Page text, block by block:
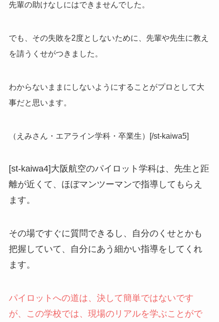
先輩の助けなしにはできませんでした。
でも、その失敗を2度としないために、先輩や先生に教え
を請うくせがつきました。
わからないままにしないようにすることがプロとして大
事だと思います。
（えみさん・エアライン学科・卒業生）[/st-kaiwa5]
[st-kaiwa4]大阪航空のパイロット学科は、先生と距
離が近くて、ほぼマンツーマンで指導してもらえ
ます。
その場ですぐに質問できるし、自分のくせとかも
把握していて、自分にあう細かい指導をしてくれ
ます。
パイロットへの道は、決して簡単ではないです
が、この学校では、現場のリアルを学ぶことがで